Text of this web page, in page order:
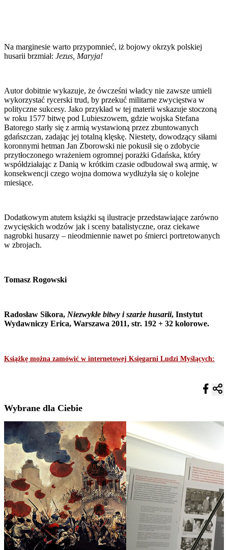
Na marginesie warto przypomnieć, iż bojowy okrzyk polskiej
husarii brzmiał: Jezus, Maryja!
Autor dobitnie wykazuje, że ówcześni władcy nie zawsze umieli
wykorzystać rycerski trud, by przekuć militarne zwycięstwa w
polityczne sukcesy. Jako przykład w tej materii wskazuje stoczoną
w roku 1577 bitwę pod Lubieszowem, gdzie wojska Stefana
Batorego starły się z armią wystawioną przez zbuntowanych
gdańszczan, zadając jej totalną klęskę. Niestety, dowodzący siłami
koronnymi hetman Jan Zborowski nie pokusił się o zdobycie
przytłoczonego wrażeniem ogromnej porażki Gdańska, który
współdziałając z Danią w krótkim czasie odbudował swą armię, w
konsekwencji czego wojna domowa wydłużyła się o kolejne
miesiące.
Dodatkowym atutem książki są ilustracje przedstawiające zarówno
zwycięskich wodzów jak i sceny batalistyczne, oraz ciekawe
nagrobki husarzy – nieodmiennie nawet po śmierci portretowanych
w zbrojach.
Tomasz Rogowski
Radosław Sikora, Niezwykłe bitwy i szarże husarii, Instytut
Wydawniczy Erica, Warszawa 2011, str. 192 + 32 kolorowe.
Książkę można zamówić w internetowej Księgarni Ludzi Myślących:
Wybrane dla Ciebie